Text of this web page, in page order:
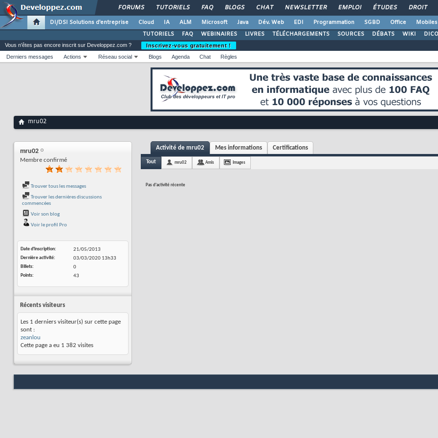
FORUMS TUTORIELS FAQ BLOGS CHAT NEWSLETTER EMPLOI ÉTUDES DROIT
DI/DSI Solutions d'entreprise Cloud IA ALM Microsoft Java Dév. Web EDI Programmation SGBD Office Mobiles
TUTORIELS
FAQ WEBINAIRES LIVRES TÉLÉCHARGEMENTS SOURCES DÉBATS WIKI DICO
Vous n'êtes pas encore inscrit sur Developpez.com ?
Inscrivez-vous gratuitement !
Derniers messages
Actions Réseau social Blogs Agenda Chat Règles
mru02
mru02
Membre confirmé
Trouver tous les messages
Trouver les dernières discussions
commencées
Voir son blog
Voir le profil Pro
Date d'inscription
21/05/2013
Dernière activité
03/03/2020 13h33
Billets
0
Points
43
Récents visiteurs
Les 1 derniers visiteur(s) sur cette page
sont :
zeanlou
Cette page a eu 1 382 visites
Activité de mru02 Mes informations Certifications
Tout mru02 Amis Images
Pas d'activité récente